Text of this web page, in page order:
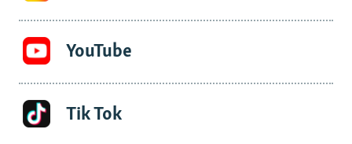
YouTube
Tik Tok